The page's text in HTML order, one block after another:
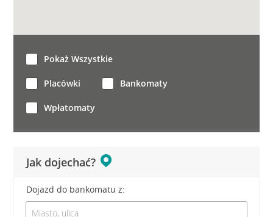
Jak dojechać?
Dojazd do bankomatu z:
Pokaż Wszystkie
Placówki Bankomaty
Wpłatomaty